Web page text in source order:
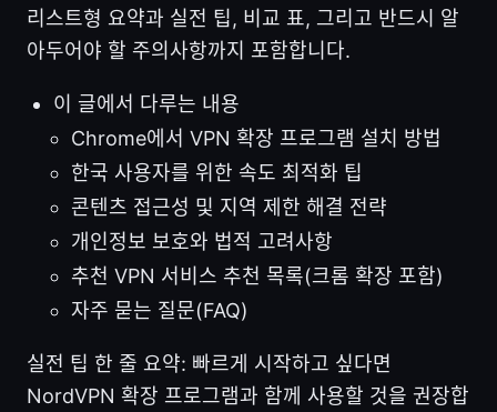
리스트형 요약과 실전 팁, 비교 표, 그리고 반드시 알
아두어야 할 주의사항까지 포함합니다.
이 글에서 다루는 내용
Chrome에서 VPN 확장 프로그램 설치 방법
한국 사용자를 위한 속도 최적화 팁
콘텐츠 접근성 및 지역 제한 해결 전략
개인정보 보호와 법적 고려사항
추천 VPN 서비스 추천 목록(크롬 확장 포함)
자주 묻는 질문(FAQ)
실전 팁 한 줄 요약: 빠르게 시작하고 싶다면
NordVPN 확장 프로그램과 함께 사용할 것을 권장합